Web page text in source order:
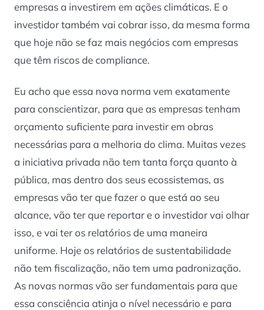
empresas a investirem em ações climáticas. E o
investidor também vai cobrar isso, da mesma forma
que hoje não se faz mais negócios com empresas
que têm riscos de compliance.
Eu acho que essa nova norma vem exatamente
para conscientizar, para que as empresas tenham
orçamento suficiente para investir em obras
necessárias para a melhoria do clima. Muitas vezes
a iniciativa privada não tem tanta força quanto à
pública, mas dentro dos seus ecossistemas, as
empresas vão ter que fazer o que está ao seu
alcance, vão ter que reportar e o investidor vai olhar
isso, e vai ter os relatórios de uma maneira
uniforme. Hoje os relatórios de sustentabilidade
não tem fiscalização, não tem uma padronização.
As novas normas vão ser fundamentais para que
essa consciência atinja o nível necessário e para